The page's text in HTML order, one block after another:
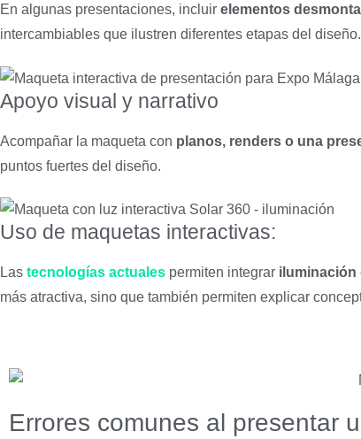
En algunas presentaciones, incluir elementos
intercambiables que ilustren diferentes etapas del diseño.
Apoyo visual y narrativo
Acompañar la maqueta con planos, renders o una
puntos fuertes del diseño.
Uso de maquetas interactivas:
Las tecnologías actuales permiten integrar iluminación
más atractiva, sino que también permiten explicar
Errores comunes al presentar